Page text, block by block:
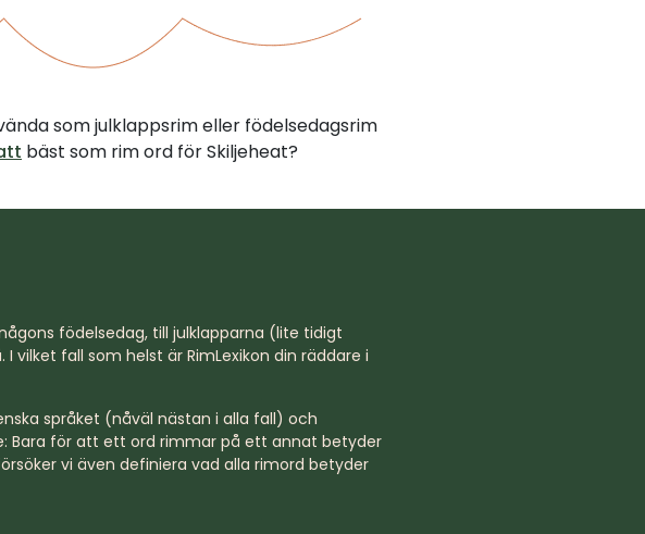
som julklappsrim eller födelsedagsrim
bäst som rim ord för Skiljeheat?
födelsedag, till julklapparna (lite tidigt
vilket fall som helst är RimLexikon din räddare i
språket (nåväl nästan i alla fall) och
Bara för att ett ord rimmar på ett annat betyder
vi även definiera vad alla rimord betyder